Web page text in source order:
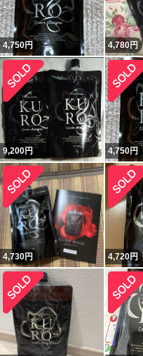
4,750円 4,780円
9,200円 4,750円
4,730円 4,720円